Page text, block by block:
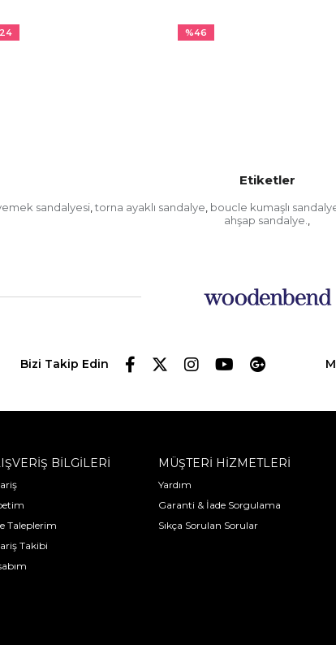
%46
Etiketler
sandalyesi, torna ayaklı sandalye, boucle kumaşlı
ahşap sandalye. ,
Bizi Takip Edin
BİLGİLERİ
Taleplerim
Takibi
MÜŞTERİ HİZMETLERİ
Yardım
Garanti & İade Sorgulama
Sıkça Sorulan Sorular